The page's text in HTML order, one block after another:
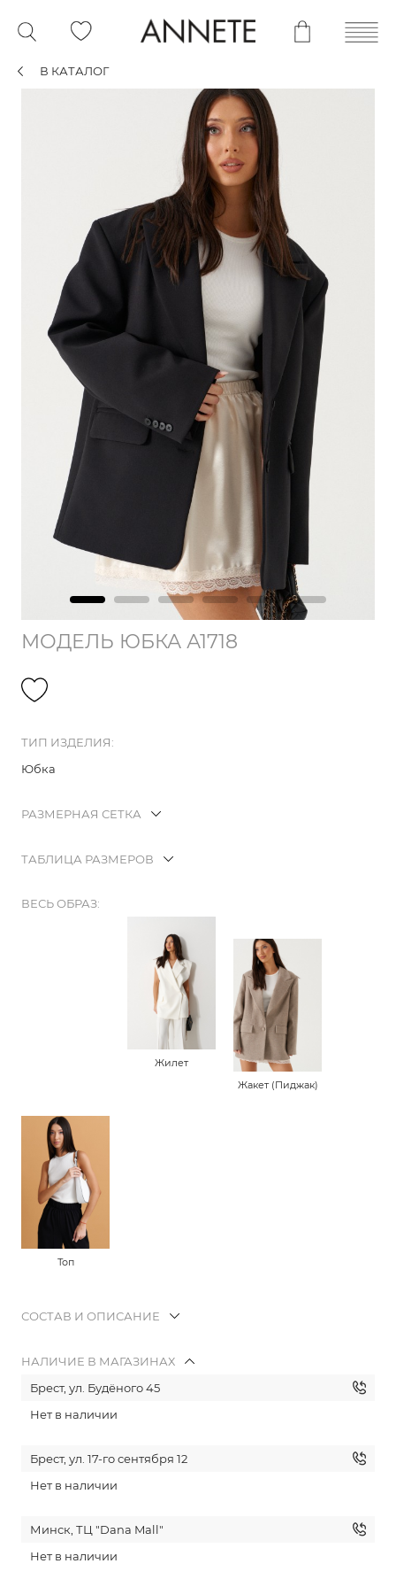
В КАТАЛОГ
МОДЕЛЬ ЮБКА А1718
ТИП ИЗДЕЛИЯ:
Юбка
РАЗМЕРНАЯ СЕТКА
ТАБЛИЦА РАЗМЕРОВ
ВЕСЬ ОБРАЗ:
Жилет
Жакет (Пиджак)
Топ
СОСТАВ И ОПИСАНИЕ
НАЛИЧИЕ В МАГАЗИНАХ
Брест, ул. Будёного 45
Нет в наличии
Брест, ул. 17-го сентября 12
Нет в наличии
Минск, ТЦ "Dana Mall"
Нет в наличии